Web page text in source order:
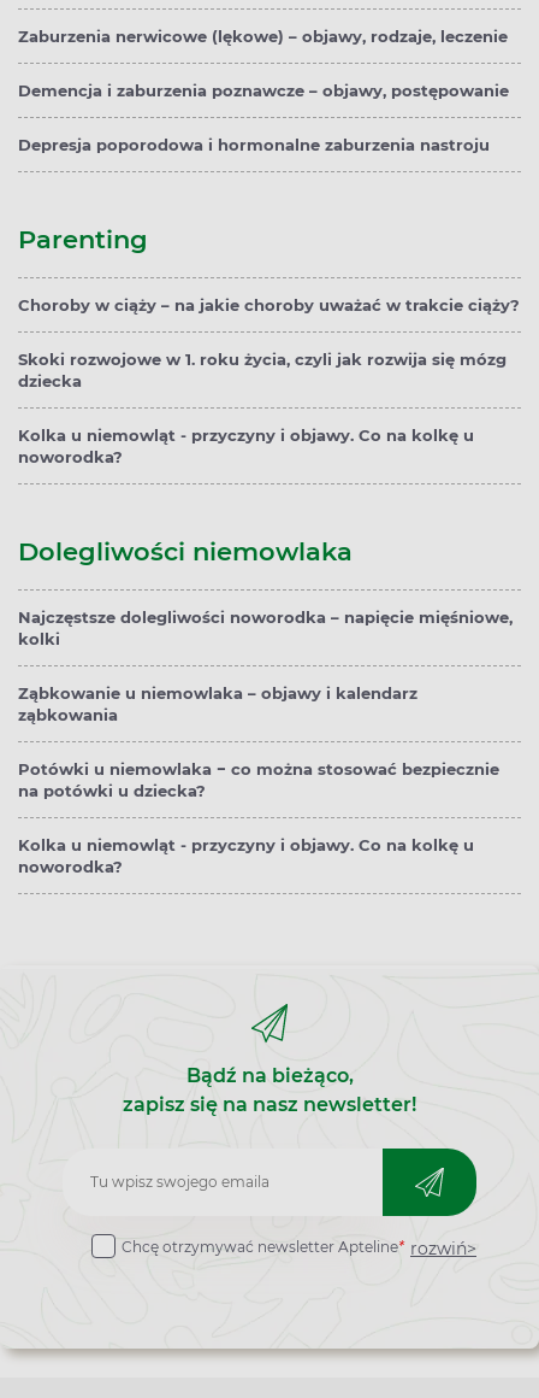
Zaburzenia nerwicowe (lękowe) – objawy, rodzaje, leczenie
Demencja i zaburzenia poznawcze – objawy, postępowanie
Depresja poporodowa i hormonalne zaburzenia nastroju
Parenting
Choroby w ciąży – na jakie choroby uważać w trakcie ciąży?
Skoki rozwojowe w 1. roku życia, czyli jak rozwija się mózg
dziecka
Kolka u niemowląt - przyczyny i objawy. Co na kolkę u
noworodka?
Dolegliwości niemowlaka
Najczęstsze dolegliwości noworodka – napięcie mięśniowe,
kolki
Ząbkowanie u niemowlaka – objawy i kalendarz
ząbkowania
Potówki u niemowlaka − co można stosować bezpiecznie
na potówki u dziecka?
Kolka u niemowląt - przyczyny i objawy. Co na kolkę u
noworodka?
Bądź na bieżąco,
zapisz się na nasz newsletter!
Zapisz
do
Chcę otrzymywać newsletter Apteline* rozwiń>